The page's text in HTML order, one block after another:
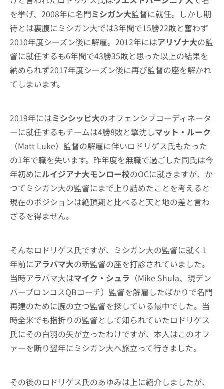
を挙げ、2008年に名門ミシガン大監督に就任。しかし期
待とは裏腹にミシガン大では3年間で15勝22敗と奮わず
2010年度シーズン後に解雇。2012年にはアリゾナ大の監
督に就任するも6年間で43勝35敗と思った以上の結果を
納められず2017年度シーズン後に再び監督の座を解かれ
てしまいます。
2019年にはミシシッピ大のオフェンシブコーディネータ
ーに就任するもチームは4勝8敗と撃沈しマット・ルーク
（Matt Luke）監督の解雇に伴いロドリゲス氏もたった
の1年で職を失います。昨年度を無職で過ごした同氏は今
年初めにルイジアナ大モンロー校のOCに就きますが、か
つてミシガン大の監督にまで上り詰めたことを考えると
現在のポジションは絶頂期と比べると天と地の差と言わ
ざるを得ません。
そんなロドリゲス氏ですが、ミシガン大の監督に就く1
年前にアラバマ大の新監督の座を打診されていました。
当時アラバマ大はマイク・シュラ （Mike Shula、現デン
バーブロンコスQBコーチ）監督を解雇したばかりで名門
再建のために腕の立つ監督を探している最中でした。当
時全米でも指折りの監督として知られていたロドリゲス
氏にその白羽の矢が立ったわけですが、本人はこのオフ
ァーを断り翌年にミシガン大へ旅立って行きました。
その後のロドリゲス氏のあゆみは上に紹介しましたが、